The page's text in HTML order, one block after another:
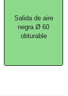
Salida de aire
negra Ø 60
obturable